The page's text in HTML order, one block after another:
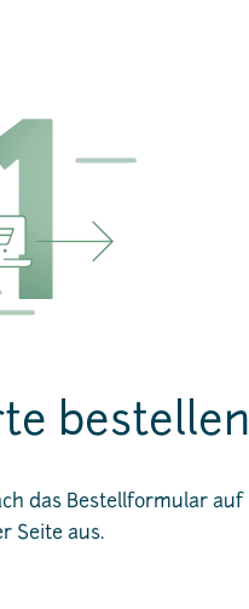
das Bestellformular auf
Seite aus.